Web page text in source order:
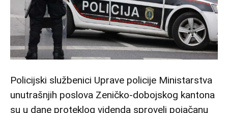
Policijski službenici Uprave policije Ministarstva
unutrašnjih poslova Zeničko-dobojskog kantona
su u dane proteklog videnda sproveli pojačanu